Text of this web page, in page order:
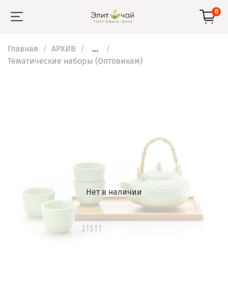
0
Главная АРХИВ
...
Тематические наборы (Оптовикам)
Нет в наличии